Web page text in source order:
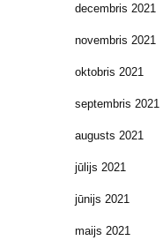
decembris 2021
novembris 2021
oktobris 2021
septembris 2021
augusts 2021
jūlijs 2021
jūnijs 2021
maijs 2021